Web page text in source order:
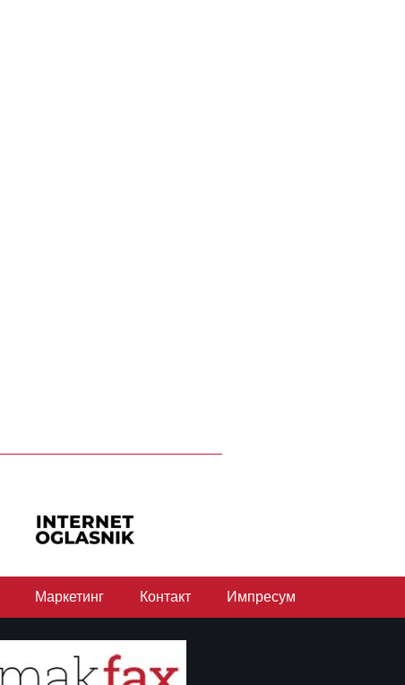
Маркетинг Контакт Импресум